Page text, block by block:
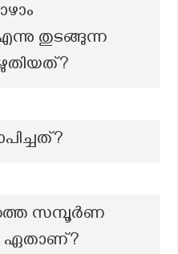
തുടങ്ങുന്ന
സമ്പൂർണ
ഏതാണ്?